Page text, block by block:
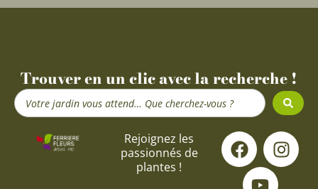
Trouver en un clic avec la recherche !
Search
...
Rejoignez les
passionnés de
plantes !
F
a
c
I
n
s
Y
o
u